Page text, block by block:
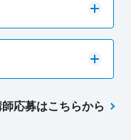
師応募はこちらから